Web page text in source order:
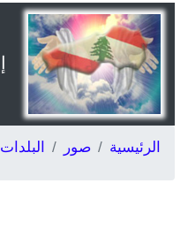
الرئيسية صور البلدات